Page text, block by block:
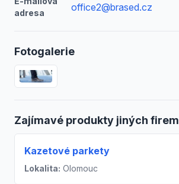
adresa
office2@brased.cz
Fotogalerie
Zajímavé produkty jiných firem
Kazetové parkety
Lokalita: Olomouc